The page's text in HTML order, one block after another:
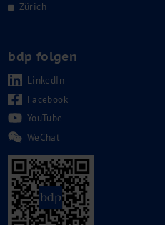
Zürich
bdp folgen
LinkedIn
Facebook
YouTube
WeChat